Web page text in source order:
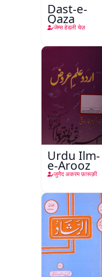
Dast-e-
Qaza
जेम्स हेडली चेज़
Urdu Ilm-
e-Arooz
जुनैद अकरम फ़ारूक़ी